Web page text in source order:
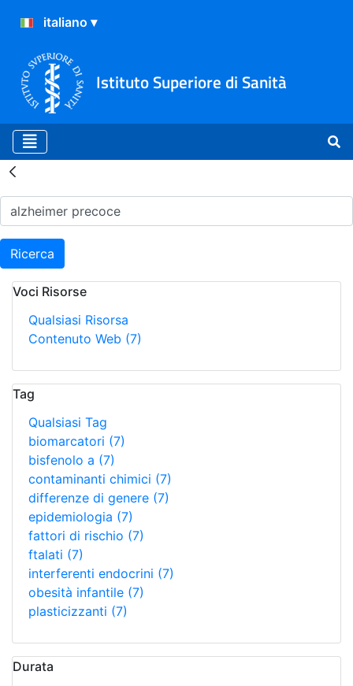
Istituto Superiore di Sanità
Risultati della Ricerca -
Ricerca
Voci Risorse
Qualsiasi Risorsa
Contenuto Web (7)
Tag
Qualsiasi Tag
biomarcatori (7)
bisfenolo a (7)
contaminanti chimici (7)
differenze di genere (7)
epidemiologia (7)
fattori di rischio (7)
ftalati (7)
interferenti endocrini (7)
obesità infantile (7)
plasticizzanti (7)
Durata